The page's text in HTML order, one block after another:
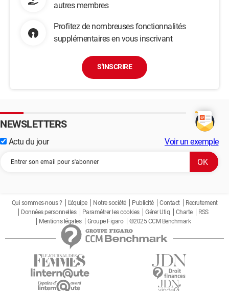
autres membres
Profitez de nombreuses fonctionnalités
supplémentaires en vous inscrivant
S'INSCRIRE
NEWSLETTERS
Actu du jour Voir un exemple
Qui sommes-nous ? L'équipe Notre société Publicité Contact
Recrutement
Données personnelles
Paramétrer les cookies Gérer Utiq Charte
RSS
Mentions légales
Groupe Figaro ©2025 CCM Benchmark